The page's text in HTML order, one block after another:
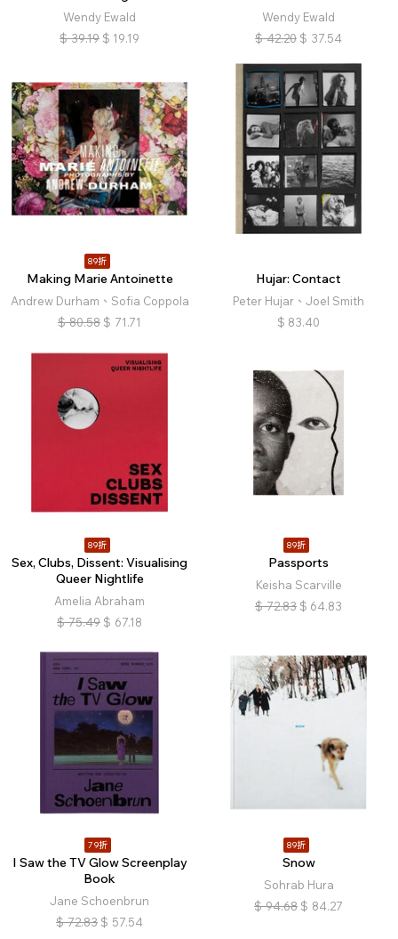
Wendy Ewald
$ 39.19 $ 19.19
Wendy Ewald
$ 42.20 $ 37.54
89折
Making Marie Antoinette
Andrew Durham、Sofia Coppola
$ 80.58 $ 71.71
Hujar: Contact
Peter Hujar、Joel Smith
$ 83.40
89折
Sex, Clubs, Dissent: Visualising
Queer Nightlife
Amelia Abraham
$ 75.49 $ 67.18
89折
Passports
Keisha Scarville
$ 72.83 $ 64.83
79折
I Saw the TV Glow Screenplay
Book
Jane Schoenbrun
$ 72.83 $ 57.54
89折
Snow
Sohrab Hura
$ 94.68 $ 84.27